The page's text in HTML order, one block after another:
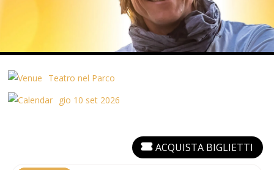
Teatro nel Parco
gio 10 set 2026
ACQUISTA BIGLIETTI